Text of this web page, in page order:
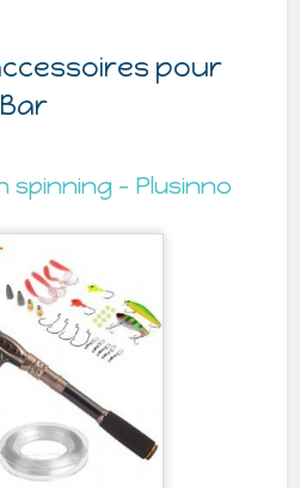
pour
spinning – Plusinno